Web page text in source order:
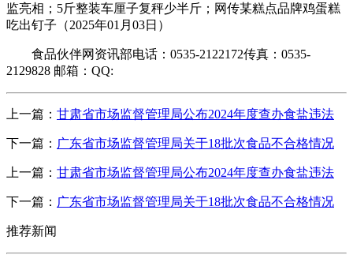
监亮相；5斤整装车厘子复秤少半斤；网传某糕点品牌鸡蛋糕
吃出钉子（2025年01月03日）
食品伙伴网资讯部电话：0535-2122172传真：0535-
2129828 邮箱：QQ:
上一篇： 甘肃省市场监督管理局公布2024年度查办食盐违法
下一篇： 广东省市场监督管理局关于18批次食品不合格情况
上一篇： 甘肃省市场监督管理局公布2024年度查办食盐违法
下一篇： 广东省市场监督管理局关于18批次食品不合格情况
推荐新闻